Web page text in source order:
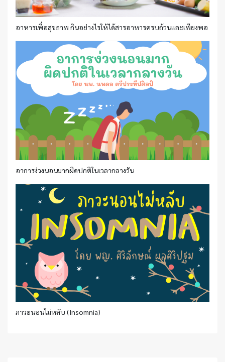
อาหารเพื่อสุขภาพ กินอย่างไรให้ได้สารอาหารครบถ้วนและเพียงพอ
อาการง่วงนอนมากผิดปกติในเวลากลางวัน
ภาวะนอนไม่หลับ (Insomnia)